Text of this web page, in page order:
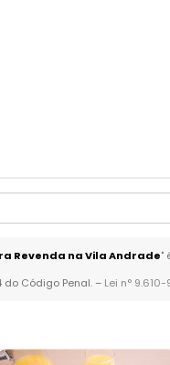
Revenda na Vila Andrade"
Código Penal. – Lei n°